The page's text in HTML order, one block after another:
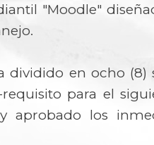
"Moodle"
dividido en ocho
requisito para el
aprobado los